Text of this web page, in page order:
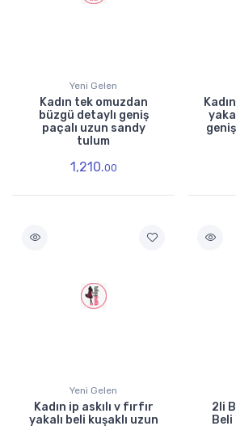
Yeni Gelen
Kadın tek omuzdan
büzgü detaylı geniş
paçalı uzun sandy
tulum
1,210.00
Yeni Gelen
Kadın ip askılı v fırfır
yakalı beli kuşaklı uzun
2li